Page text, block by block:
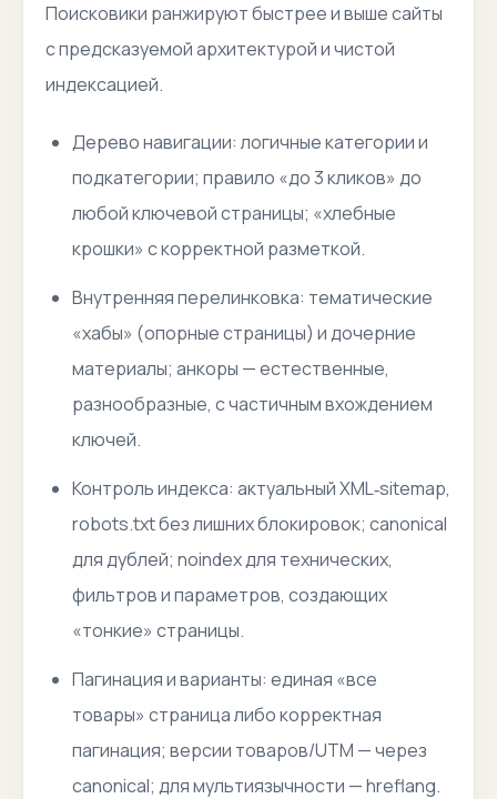
Поисковики ранжируют быстрее и выше сайты
с предсказуемой архитектурой и чистой
индексацией.
Дерево навигации: логичные категории и
подкатегории; правило «до 3 кликов» до
любой ключевой страницы; «хлебные
крошки» с корректной разметкой.
Внутренняя перелинковка: тематические
«хабы» (опорные страницы) и дочерние
материалы; анкоры — естественные,
разнообразные, с частичным вхождением
ключей.
Контроль индекса: актуальный XML‑sitemap,
robots.txt без лишних блокировок; canonical
для дублей; noindex для технических,
фильтров и параметров, создающих
«тонкие» страницы.
Пагинация и варианты: единая «все
товары» страница либо корректная
пагинация; версии товаров/UTM — через
canonical; для мультиязычности — hreflang.